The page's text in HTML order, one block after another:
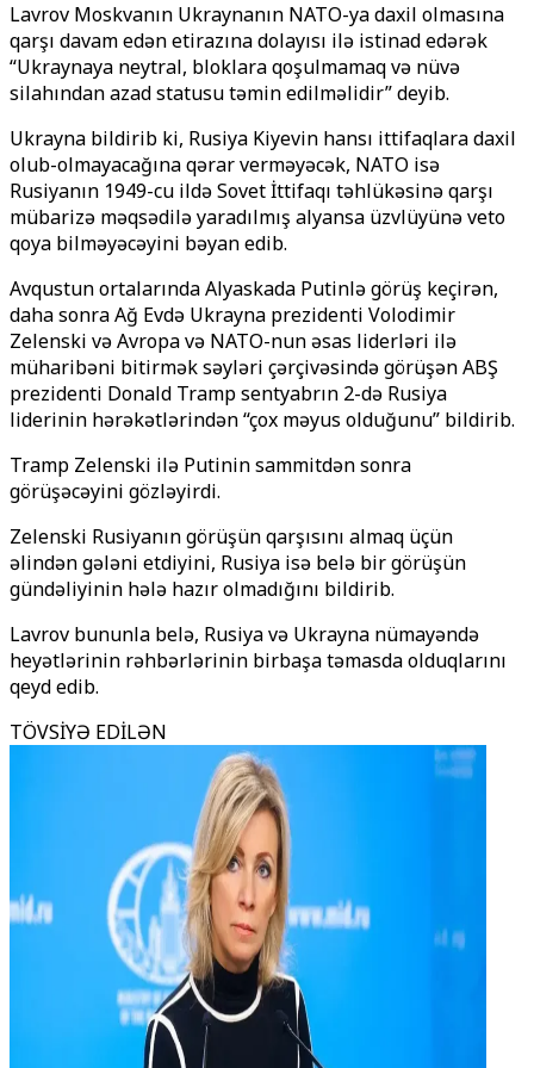
Lavrov Moskvanın Ukraynanın NATO-ya daxil olmasına
qarşı davam edən etirazına dolayısı ilə istinad edərək
“Ukraynaya neytral, bloklara qoşulmamaq və nüvə
silahından azad statusu təmin edilməlidir” deyib.
Ukrayna bildirib ki, Rusiya Kiyevin hansı ittifaqlara daxil
olub-olmayacağına qərar verməyəcək, NATO isə
Rusiyanın 1949-cu ildə Sovet İttifaqı təhlükəsinə qarşı
mübarizə məqsədilə yaradılmış alyansa üzvlüyünə veto
qoya bilməyəcəyini bəyan edib.
Avqustun ortalarında Alyaskada Putinlə görüş keçirən,
daha sonra Ağ Evdə Ukrayna prezidenti Volodimir
Zelenski və Avropa və NATO-nun əsas liderləri ilə
müharibəni bitirmək səyləri çərçivəsində görüşən ABŞ
prezidenti Donald Tramp sentyabrın 2-də Rusiya
liderinin hərəkətlərindən “çox məyus olduğunu” bildirib.
Tramp Zelenski ilə Putinin sammitdən sonra
görüşəcəyini gözləyirdi.
Zelenski Rusiyanın görüşün qarşısını almaq üçün
əlindən gələni etdiyini, Rusiya isə belə bir görüşün
gündəliyinin hələ hazır olmadığını bildirib.
Lavrov bununla belə, Rusiya və Ukrayna nümayəndə
heyətlərinin rəhbərlərinin birbaşa təmasda olduqlarını
qeyd edib.
TÖVSİYƏ EDİLƏN